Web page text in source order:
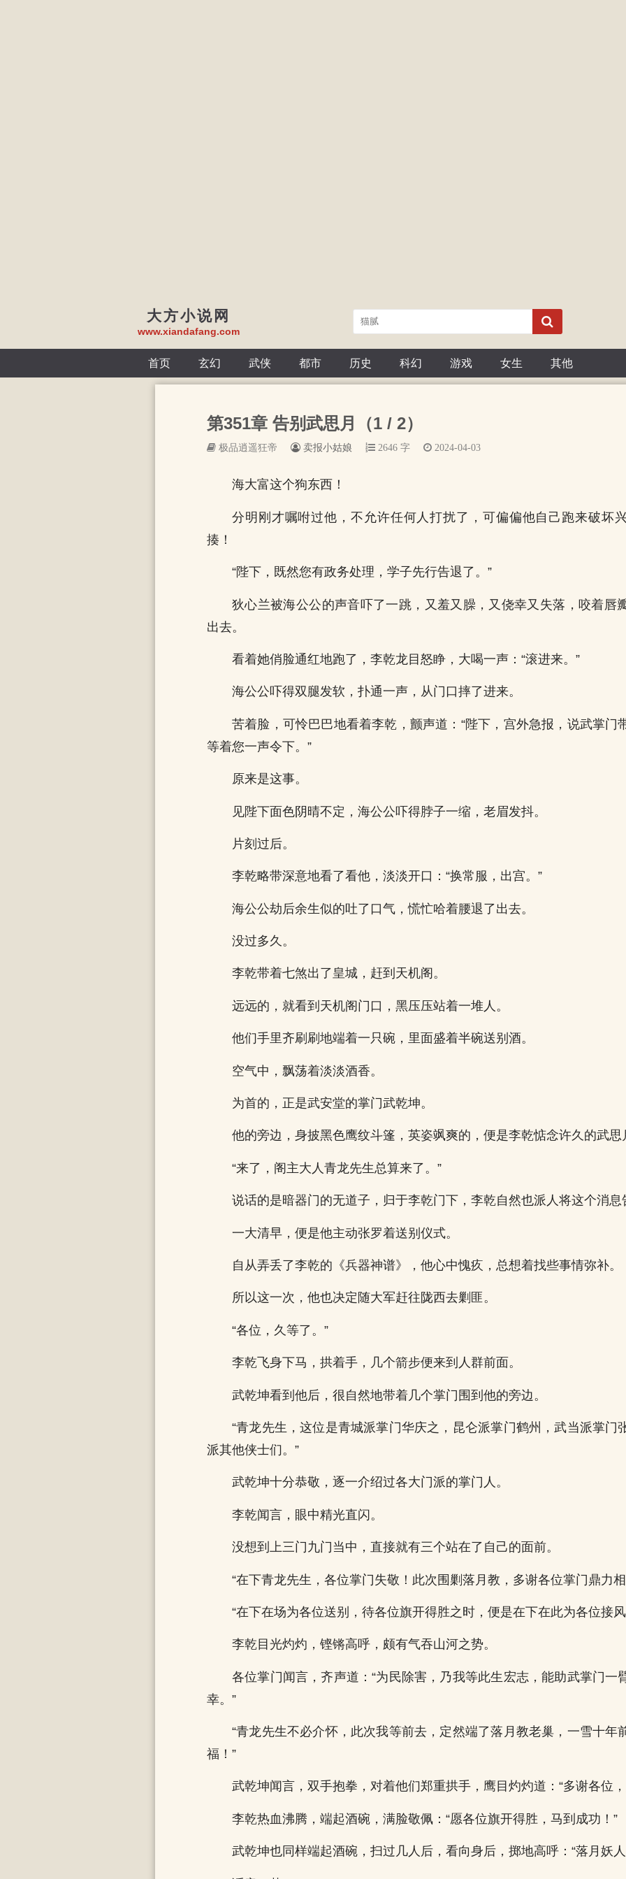
大方小说网
www.xiandafang.com
首页 玄幻 武侠 都市 历史 科幻 游戏 女生 其他
第351章 告别武思月（1 / 2）
极品逍遥狂帝 卖报小姑娘 2646 字 2024-04-03
海大富这个狗东西！
分明刚才嘱咐过他，不允许任何人打扰了，可偏偏他自己跑来破
揍！
“陛下，既然您有政务处理，学子先行告退了。”
狄心兰被海公公的声音吓了一跳，又羞又臊，又侥幸又失落，咬着唇
出去。
看着她俏脸通红地跑了，李乾龙目怒睁，大喝一声：“滚进来。”
海公公吓得双腿发软，扑通一声，从门口摔了进来。
苦着脸，可怜巴巴地看着李乾，颤声道：“陛下，宫外急报，说武掌门
等着您一声令下。”
原来是这事。
见陛下面色阴晴不定，海公公吓得脖子一缩，老眉发抖。
片刻过后。
李乾略带深意地看了看他，淡淡开口：“换常服，出宫。”
海公公劫后余生似的吐了口气，慌忙哈着腰退了出去。
没过多久。
李乾带着七煞出了皇城，赶到天机阁。
远远的，就看到天机阁门口，黑压压站着一堆人。
他们手里齐刷刷地端着一只碗，里面盛着半碗送别酒。
空气中，飘荡着淡淡酒香。
为首的，正是武安堂的掌门武乾坤。
他的旁边，身披黑色鹰纹斗篷，英姿飒爽的，便是李乾惦念许久的武思
“来了，阁主大人青龙先生总算来了。”
说话的是暗器门的无道子，归于李乾门下，李乾自然也派人将这个消息
一大清早，便是他主动张罗着送别仪式。
自从弄丢了李乾的《兵器神谱》，他心中愧疚，总想着找些事情弥补。
所以这一次，他也决定随大军赶往陇西去剿匪。
“各位，久等了。”
李乾飞身下马，拱着手，几个箭步便来到人群前面。
武乾坤看到他后，很自然地带着几个掌门围到他的旁边。
“青龙先生，这位是青城派掌门华庆之，昆仑派掌门鹤州，武当派掌门
派其他侠士们。”
武乾坤十分恭敬，逐一介绍过各大门派的掌门人。
李乾闻言，眼中精光直闪。
没想到上三门九门当中，直接就有三个站在了自己的面前。
“在下青龙先生，各位掌门失敬！此次围剿落月教，多谢各位掌门鼎力
“在下在场为各位送别，待各位旗开得胜之时，便是在下在此为各位接
李乾目光灼灼，铿锵高呼，颇有气吞山河之势。
各位掌门闻言，齐声道：“为民除害，乃我等此生宏志，能助武掌门一
幸。”
“青龙先生不必介怀，此次我等前去，定然端了落月教老巢，一雪十年
福！”
武乾坤闻言，双手抱拳，对着他们郑重拱手，鹰目灼灼道：“多谢各位
李乾热血沸腾，端起酒碗，满脸敬佩：“愿各位旗开得胜，马到成功！”
武乾坤也同样端起酒碗，扫过几人后，看向身后，掷地高呼：“落月妖